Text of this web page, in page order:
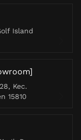
Island
Kec.
15810